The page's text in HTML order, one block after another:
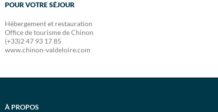
POUR VOTRE SÉJOUR
Hébergement et restauration
Office de tourisme de Chinon
(+33)2 47 93 17 85
www.chinon-valdeloire.com
À PROPOS